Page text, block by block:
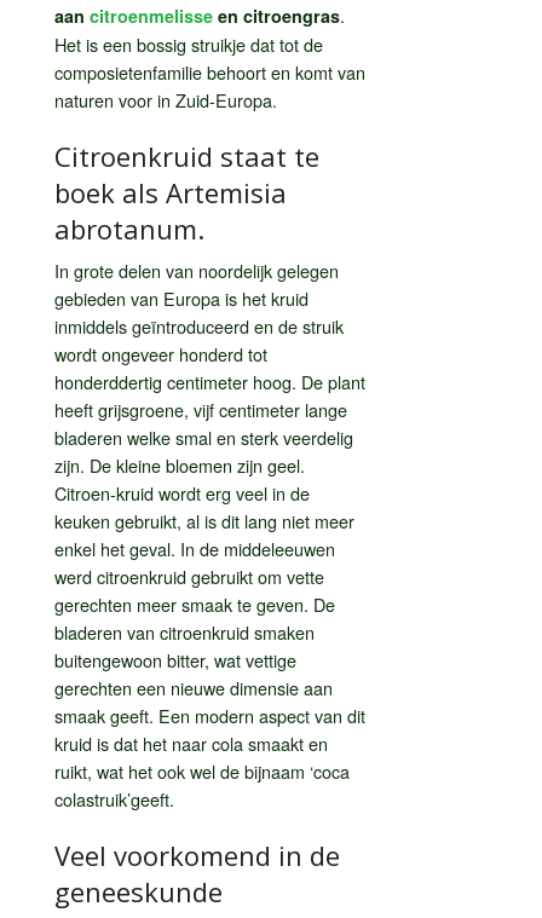
aan citroenmelisse en citroengras.
Het is een bossig struikje dat tot de
composietenfamilie behoort en komt van
naturen voor in Zuid-Europa.
Citroenkruid staat te
boek als Artemisia
abrotanum.
In grote delen van noordelijk gelegen
gebieden van Europa is het kruid
inmiddels geïntroduceerd en de struik
wordt ongeveer honderd tot
honderddertig centimeter hoog. De plant
heeft grijsgroene, vijf centimeter lange
bladeren welke smal en sterk veerdelig
zijn. De kleine bloemen zijn geel.
Citroen-kruid wordt erg veel in de
keuken gebruikt, al is dit lang niet meer
enkel het geval. In de middeleeuwen
werd citroenkruid gebruikt om vette
gerechten meer smaak te geven. De
bladeren van citroenkruid smaken
buitengewoon bitter, wat vettige
gerechten een nieuwe dimensie aan
smaak geeft. Een modern aspect van dit
kruid is dat het naar cola smaakt en
ruikt, wat het ook wel de bijnaam ‘coca
colastruik’geeft.
Veel voorkomend in de
geneeskunde